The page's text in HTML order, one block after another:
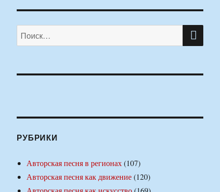
Искать:
РУБРИКИ
Авторская песня в регионах(107)
Авторская песня как движение(120)